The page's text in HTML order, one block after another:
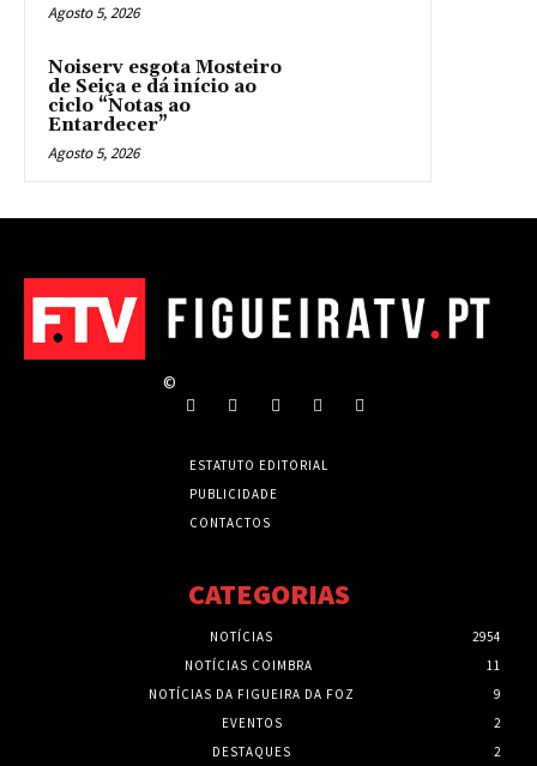
Agosto 5, 2026
Noiserv esgota Mosteiro
de Seiça e dá início ao
ciclo “Notas ao
Entardecer”
Agosto 5, 2026
©
ESTATUTO EDITORIAL
PUBLICIDADE
CONTACTOS
CATEGORIAS
NOTÍCIAS
2954
NOTÍCIAS COIMBRA
11
NOTÍCIAS DA FIGUEIRA DA FOZ
9
EVENTOS
2
DESTAQUES
2